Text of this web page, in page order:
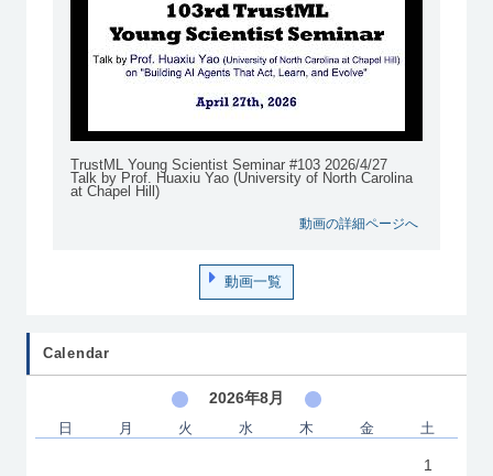
TrustML Young Scientist Seminar #103 2026/4/27
Talk by Prof. Huaxiu Yao (University of North Carolina
at Chapel Hill)
動画の詳細ページへ
動画一覧
Calendar
2026年8月
日 月 火 水 木 金 土
1